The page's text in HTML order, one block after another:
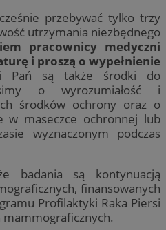
przebywać tylko trzy
utrzymania niezbędnego
pracownicy medyczni
i proszą o wypełnienie
Pań są także środki do
o wyrozumiałość i
środków ochrony oraz o
w maseczce ochronnej lub
wyznaczonym podczas
badania są kontynuacją
finansowanych
Profilaktyki Raka Piersi